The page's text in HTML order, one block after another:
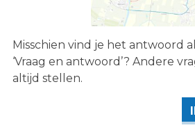
Misschien vind je het antwoord
‘Vraag en antwoord’? Andere
altijd stellen.